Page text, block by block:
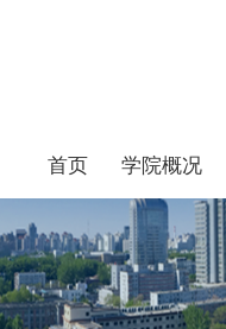
首页 学院概况